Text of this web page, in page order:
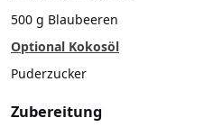
500 g Blaubeeren
Optional Kokosöl
Puderzucker
Zubereitung